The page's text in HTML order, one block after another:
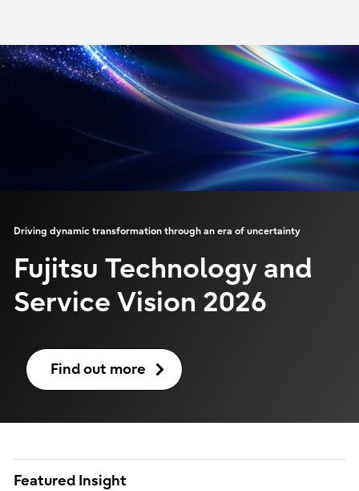
Driving dynamic transformation through an era of uncertainty
Fujitsu Technology and
Service Vision 2026
Find out more
Featured Insight